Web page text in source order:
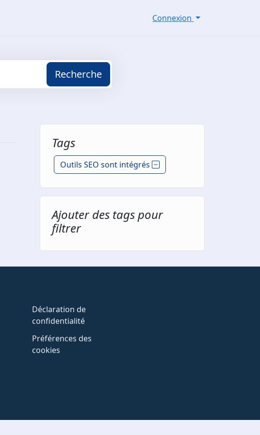
Connexion
Recherche
Tags
Outils SEO sont intégrés
Ajouter des tags pour
filtrer
Déclaration de
confidentialité
Préférences des
cookies